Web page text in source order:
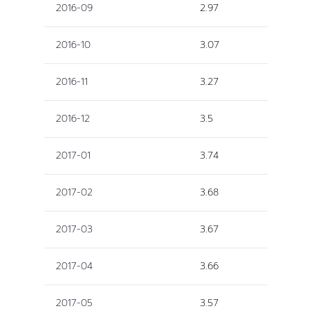
2016-09 2.97
2016-10 3.07
2016-11 3.27
2016-12 3.5
2017-01 3.74
2017-02 3.68
2017-03 3.67
2017-04 3.66
2017-05 3.57